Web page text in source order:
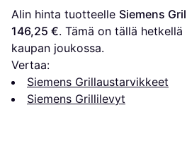
Alin hinta tuotteelle Siemens
146,25 €. Tämä on tällä
kaupan joukossa.
Vertaa:
Siemens Grillaustarvikkeet
Siemens Grillilevyt